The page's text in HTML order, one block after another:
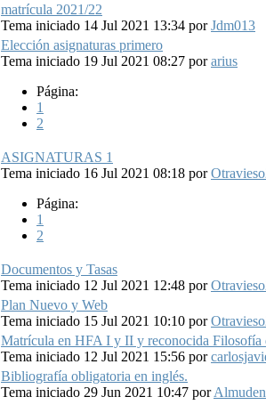
matrícula 2021/22
Tema iniciado 14 Jul 2021 13:34 porJdm013
Elección asignaturas primero
Tema iniciado 19 Jul 2021 08:27 porarius
Página:
1
2
ASIGNATURAS 1
Tema iniciado 16 Jul 2021 08:18 por
Página:
1
2
Documentos y Tasas
Tema iniciado 12 Jul 2021 12:48 por
Plan Nuevo y Web
Tema iniciado 15 Jul 2021 10:10 por
Matrícula en HFA I y II y reconocida Filosofía
Tema iniciado 12 Jul 2021 15:56 por
Bibliografía obligatoria en inglés.
Tema iniciado 29 Jun 2021 10:47 por